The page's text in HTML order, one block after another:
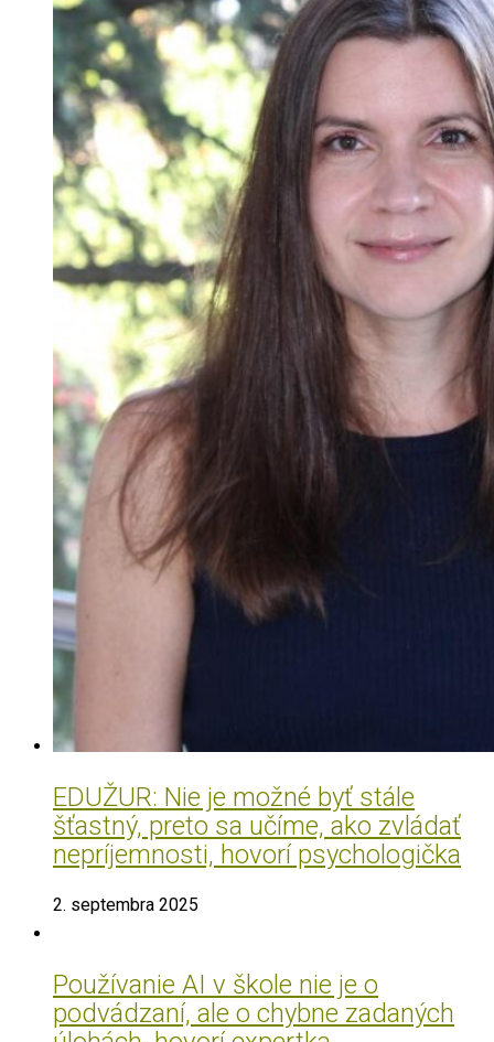
EDUŽUR: Nie je možné byť stále
šťastný, preto sa učíme, ako zvládať
nepríjemnosti, hovorí psychologička
2. septembra 2025
Používanie AI v škole nie je o
podvádzaní, ale o chybne zadaných